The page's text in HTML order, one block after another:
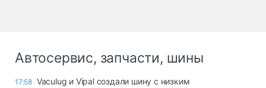
Автосервис, запчасти, шины
17:58 Vaculug и Vipal создали шину с низким